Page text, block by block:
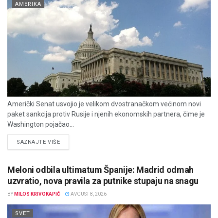
AMERIKA
Američki Senat usvojio je velikom dvostranačkom većinom novi
paket sankcija protiv Rusije i njenih ekonomskih partnera, čime je
Washington pojačao...
SAZNAJTE VIŠEDETAILS
Meloni odbila ultimatum Španije: Madrid odmah
uzvratio, nova pravila za putnike stupaju na snagu
BY MILOS KRIVOKAPIĆ AVGUST 8, 2026
SVET